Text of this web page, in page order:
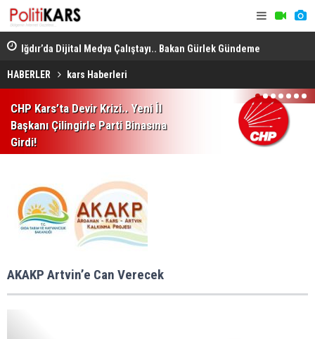
Iğdır’da Dijital Medya Çalıştayı.. Bakan Gürlek Gündeme
İlişkin Soruları Yanıtladı!
HABERLER kars Haberleri
CHP Kars’ta Devir Krizi.. Yeni İl
Başkanı Çilingirle Parti Binasına
Girdi!
1 2 3 4 5 6 7
AKAKP Artvin’e Can Verecek